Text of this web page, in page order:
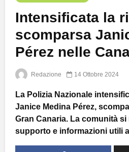
Intensificata la
scomparsa
Pérez nelle
Redazione 14 Ottobre 2024
La Polizia Nazionale
Janice Medina Pérez,
Gran Canaria. La comunità
supporto e informazioni utili